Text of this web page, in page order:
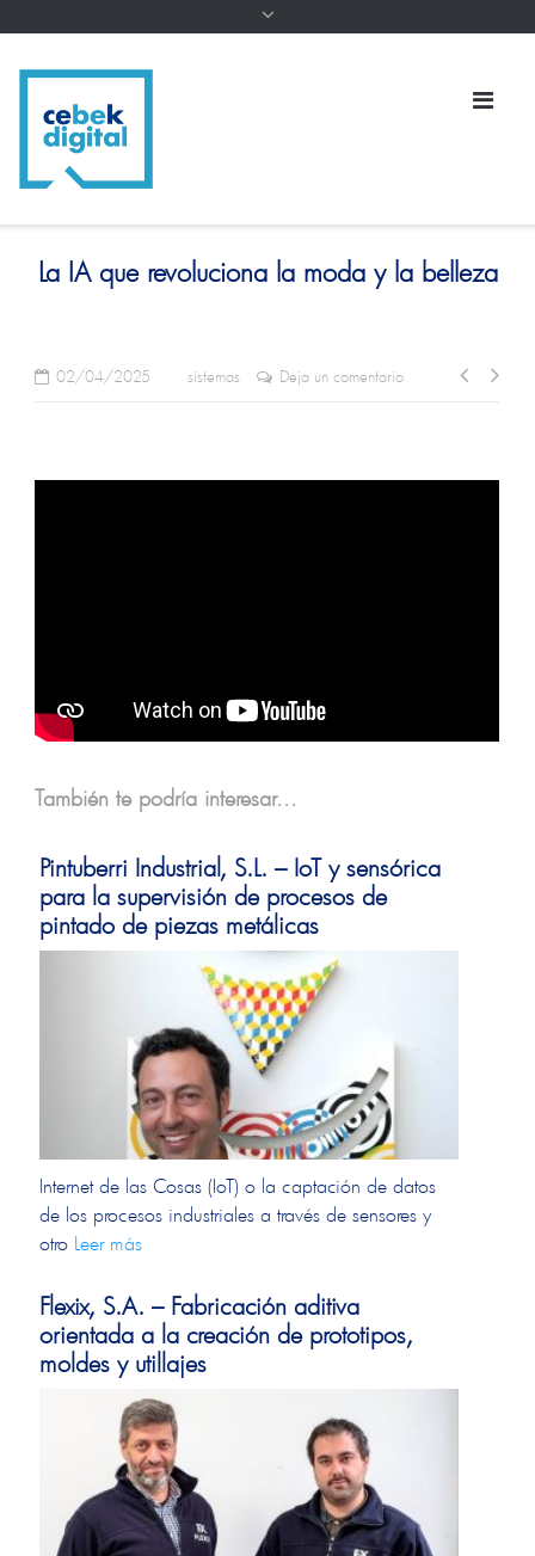
La IA que revoluciona la moda y la belleza
02/04/2025 sistemas Deja un comentario
También te podría interesar...
Pintuberri Industrial, S.L. – IoT y sensórica
para la supervisión de procesos de
pintado de piezas metálicas
Internet de las Cosas (IoT) o la captación de datos
de los procesos industriales a través de sensores y
otro Leer más
Flexix, S.A. – Fabricación aditiva
orientada a la creación de prototipos,
moldes y utillajes